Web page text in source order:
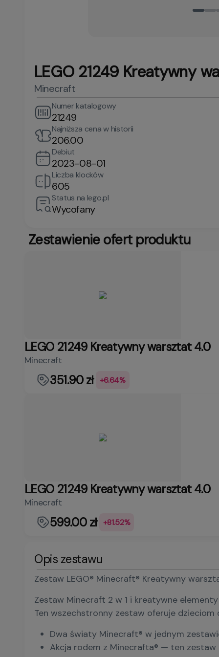
LEGO 21249 Kreatywny
Minecraft
Numer katalogowy
21249
Najniższa cena w historii
206.00
Debiut
2023-08-01
Liczba klocków
605
Status na lego.pl
Wycofany
Zestawienie ofert produktu
LEGO 21249 Kreatywny warsztat 4.0
Minecraft
351.90 zł +6.64%
LEGO 21249 Kreatywny warsztat 4.0
Minecraft
599.00 zł +81.52%
Opis zestawu
Zestaw LEGO® Minecraft® Kreatywny
Zestaw Minecraft 2 w 1 i kreatywne elementy
Ten wszechstronny zestaw oferuje
Dwa światy Minecraft® w jednym
Akcja rodem z Minecrafta® — ten